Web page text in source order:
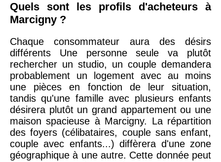
Quels sont les profils d'acheteurs à
Marcigny ?
Chaque consommateur aura des désirs
différents Une personne seule va plutôt
rechercher un studio, un couple demandera
probablement un logement avec au moins
une pièces en fonction de leur situation,
tandis qu'une famille avec plusieurs enfants
désirera plutôt un grand appartement ou une
maison spacieuse à Marcigny. La répartition
des foyers (célibataires, couple sans enfant,
couple avec enfants...) diffèrera d'une zone
géographique à une autre. Cette donnée peut